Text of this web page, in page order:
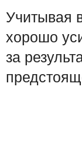
Учитывая
хорошо
за